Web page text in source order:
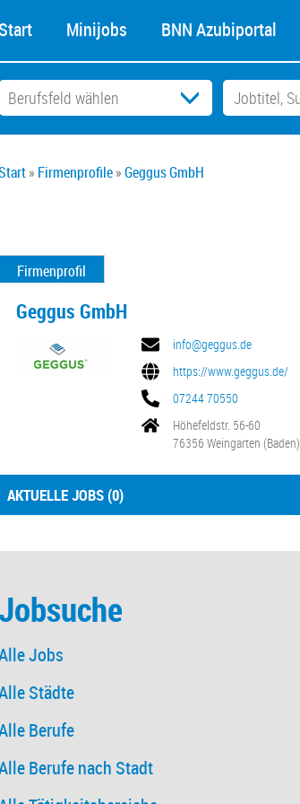
Minijobs BNN Azubiportal
Firmenprofile Geggus GmbH
Firmenprofil
Geggus GmbH
info@geggus.de
https://www.geggus.de/
07244 70550
Höhefeldstr. 56-60
76356 Weingarten (Baden)
AKTUELLE JOBS (0)
Jobsuche
Jobs
Städte
Berufe
Berufe nach Stadt